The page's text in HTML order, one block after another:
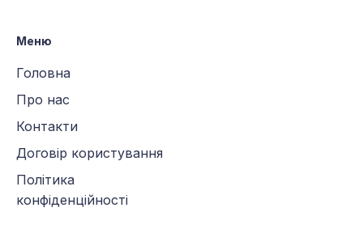
Меню
Головна
Про нас
Контакти
Договір користування
Політика
конфіденційності